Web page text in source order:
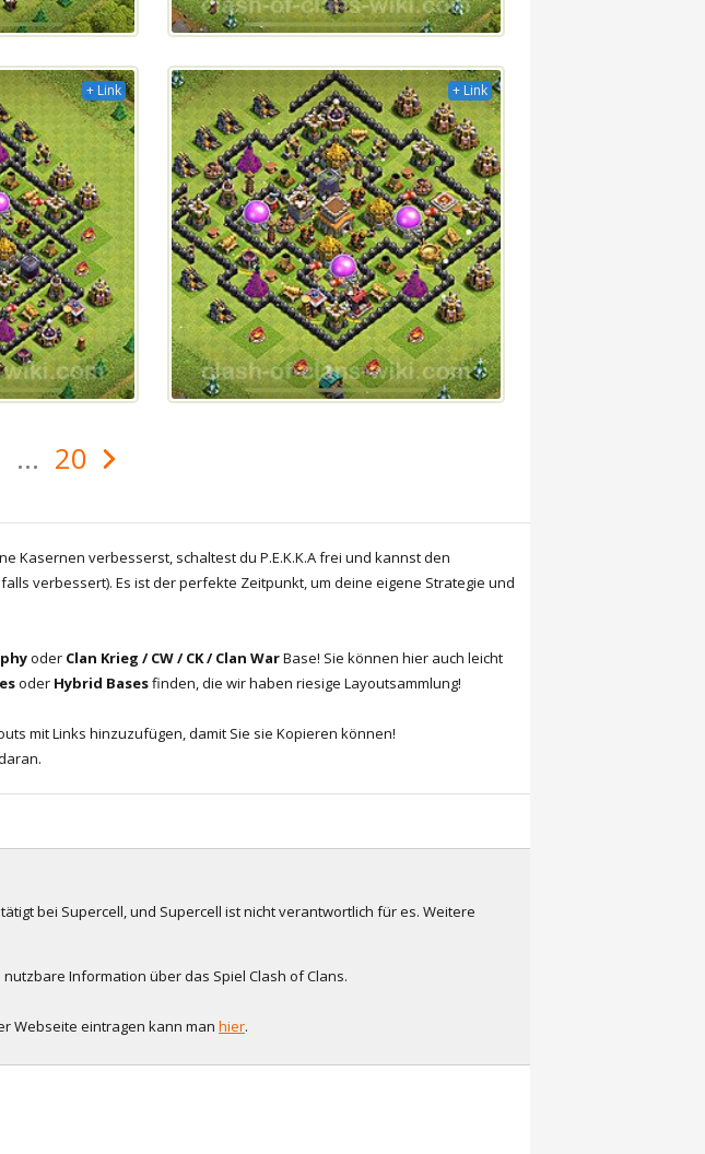
+ Link + Link
... 20
Kasernen verbesserst, schaltest du P.E.K.K.A frei und kannst den
verbessert). Es ist der perfekte Zeitpunkt, um deine eigene Strategie und
oder Clan Krieg / CW / CK / Clan WarBase! Sie können hier auch leicht
oder Hybrid Basesfinden, die wir haben riesige Layoutsammlung!
mit Links hinzuzufügen, damit Sie sie Kopieren können!
bei Supercell, und Supercell ist nicht verantwortlich für es. Weitere
Information über das Spiel Clash of Clans.
Webseite eintragen kann man hier.